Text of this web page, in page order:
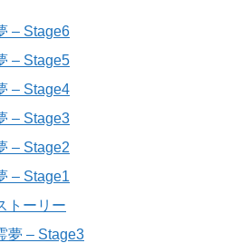
– Stage6
– Stage5
– Stage4
– Stage3
– Stage2
– Stage1
トーリー
夢 – Stage3